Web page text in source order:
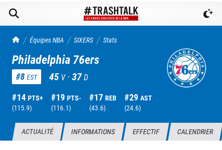
TrashTalk Actu NBA
Équipes NBA SIXERS Stats
Philadelphia 76ers
#8 EST 45 V ·37D
#14 PTS+
(115.9)
#19 PTS-
(116.1)
#17 REB
(43.6)
#29 AST
(24.6)
ACTUALITÉ INFORMATIONS EFFECTIF CALENDRIER